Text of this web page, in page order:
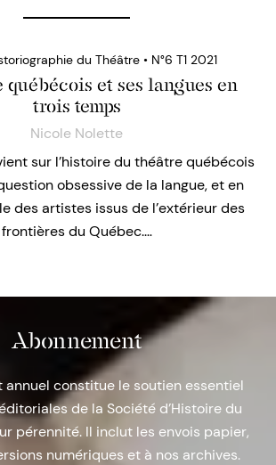
du Théâtre • N°6 T1 2021
et ses langues en
trois temps
Nicole Nolette
sur l’histoire du théâtre québécois
obsessive de la langue, et en
des artistes issus de l’extérieur des
frontières du Québec.…
Abonnement
annuel constitue le soutien essentiel
de la Société d’Histoire du
pérennité. Il inclut les envois papier,
numériques et à nos archives.